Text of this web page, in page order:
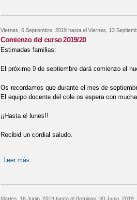
Viernes, 6 Septiembre, 2019hasta el Viernes, 13
Comienzo del curso 2019/20
Estimadas familias:
El próximo 9 de septiembre dará comienzo el
Os recordamos que durante el mes de
El equipo docente del cole os espera con
¡¡Hasta el lunes!!
Recibid un cordial saludo.
Leer más
Martes, 18 Junio, 2019hasta el Domingo, 30 Junio, 2019